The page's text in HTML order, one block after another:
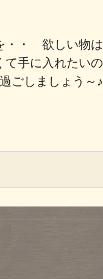
・・ 欲しい物は
手に入れたいの
ごしましょう～♪